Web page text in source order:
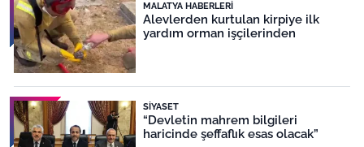
MALATYA HABERLERI
Alevlerden kurtulan kirpiye ilk
yardım orman işçilerinden
SIYASET
“Devletin mahrem bilgileri
haricinde şeffaflık esas olacak”